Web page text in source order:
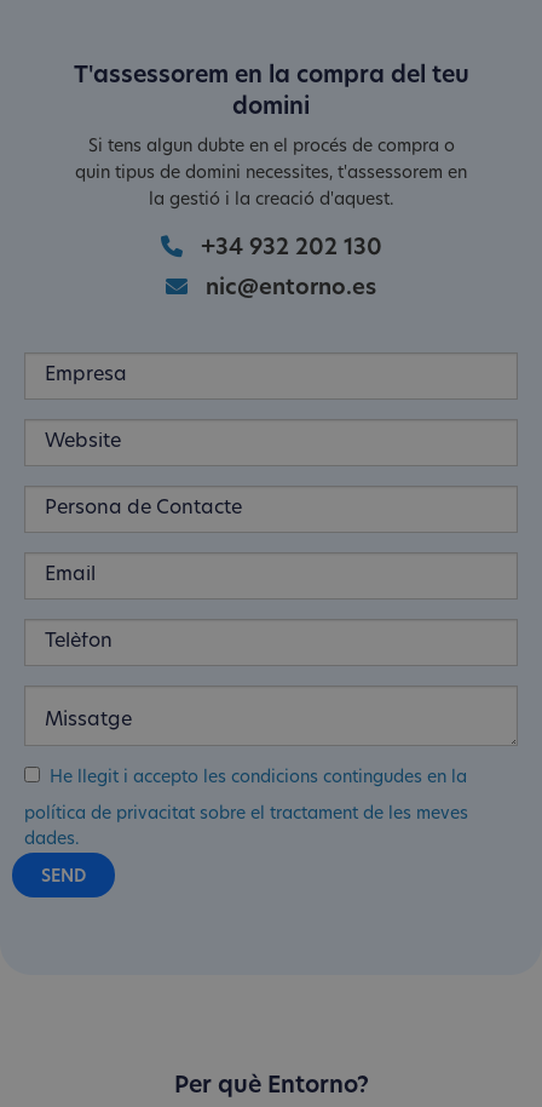
T'assessorem en la compra del teu
domini
Si tens algun dubte en el procés de compra o
quin tipus de domini necessites, t'assessorem en
la gestió i la creació d'aquest.
+34 932 202 130
nic@entorno.es
He llegit i accepto les condicions contingudes en la
política de privacitat sobre el tractament de les meves
dades.
Per què Entorno?